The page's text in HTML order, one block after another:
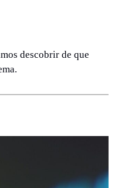
descobrir de que